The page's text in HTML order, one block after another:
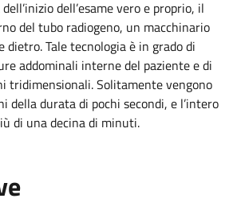
dell’esame vero e proprio, il
del tubo radiogeno, un macchinario
dietro. Tale tecnologia è in grado di
addominali interne del paziente e di
tridimensionali. Solitamente vengono
della durata di pochi secondi, e l’intero
di una decina di minuti.